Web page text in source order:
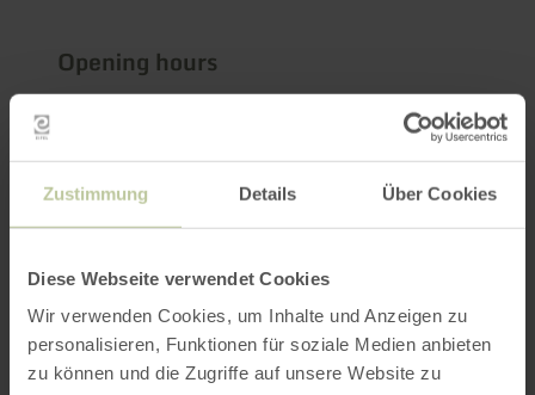
Zustimmung Details Über Cookies
Diese Webseite verwendet Cookies
Wir verwenden Cookies, um Inhalte und Anzeigen zu
personalisieren, Funktionen für soziale Medien anbieten
zu können und die Zugriffe auf unsere Website zu
Opening hours
Categories
Impressions